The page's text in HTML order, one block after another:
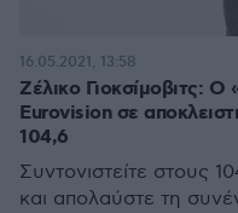
Ζέλικο Γιοκσίμοβιτς:
Eurovision σε
104,6
Συντονιστείτε στους
και απολαύστε τη
16.05.2021, 13:58